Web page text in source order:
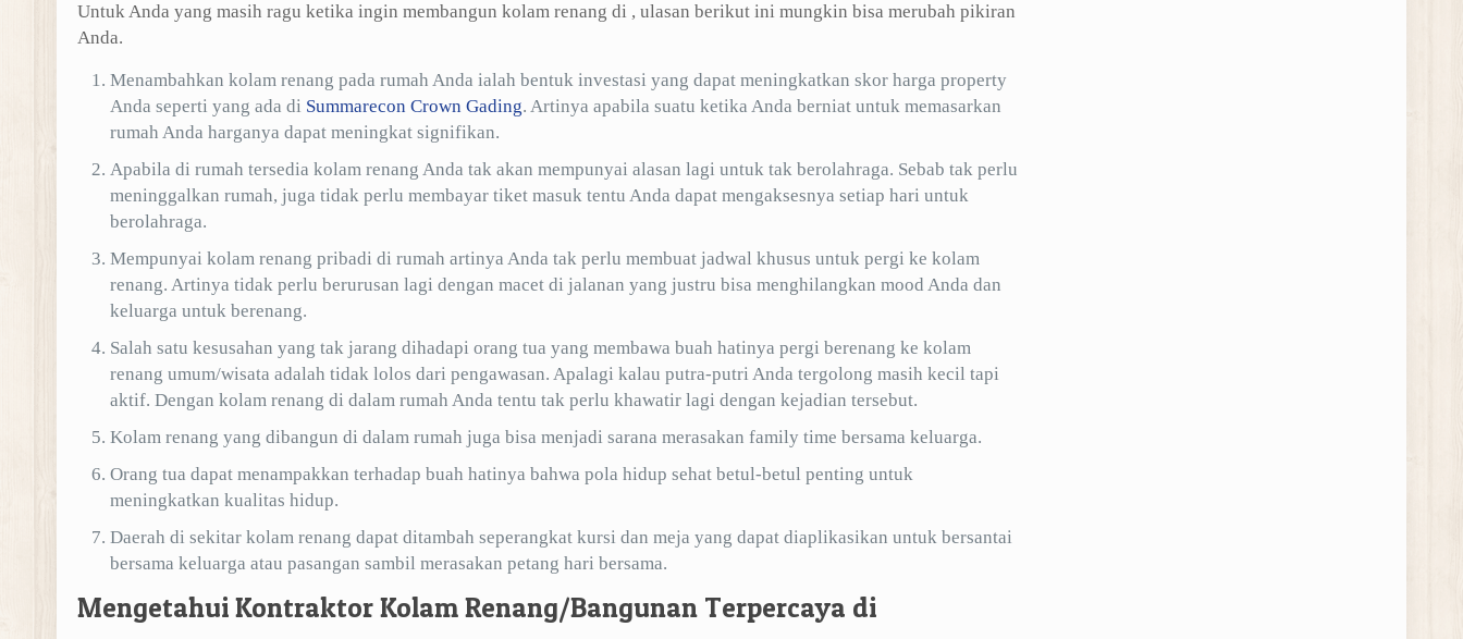
Untuk Anda yang masih ragu ketika ingin membangun kolam renang di , ulasan berikut ini mungkin bisa merubah pikiran
Anda.
Menambahkan kolam renang pada rumah Anda ialah bentuk investasi yang dapat meningkatkan skor harga property
Anda seperti yang ada di Summarecon Crown Gading. Artinya apabila suatu ketika Anda berniat untuk memasarkan
rumah Anda harganya dapat meningkat signifikan.
Apabila di rumah tersedia kolam renang Anda tak akan mempunyai alasan lagi untuk tak berolahraga. Sebab tak perlu
meninggalkan rumah, juga tidak perlu membayar tiket masuk tentu Anda dapat mengaksesnya setiap hari untuk
berolahraga.
Mempunyai kolam renang pribadi di rumah artinya Anda tak perlu membuat jadwal khusus untuk pergi ke kolam
renang. Artinya tidak perlu berurusan lagi dengan macet di jalanan yang justru bisa menghilangkan mood Anda dan
keluarga untuk berenang.
Salah satu kesusahan yang tak jarang dihadapi orang tua yang membawa buah hatinya pergi berenang ke kolam
renang umum/wisata adalah tidak lolos dari pengawasan. Apalagi kalau putra-putri Anda tergolong masih kecil tapi
aktif. Dengan kolam renang di dalam rumah Anda tentu tak perlu khawatir lagi dengan kejadian tersebut.
Kolam renang yang dibangun di dalam rumah juga bisa menjadi sarana merasakan family time bersama keluarga.
Orang tua dapat menampakkan terhadap buah hatinya bahwa pola hidup sehat betul-betul penting untuk
meningkatkan kualitas hidup.
Daerah di sekitar kolam renang dapat ditambah seperangkat kursi dan meja yang dapat diaplikasikan untuk bersantai
bersama keluarga atau pasangan sambil merasakan petang hari bersama.
Mengetahui Kontraktor Kolam Renang/Bangunan Terpercaya di